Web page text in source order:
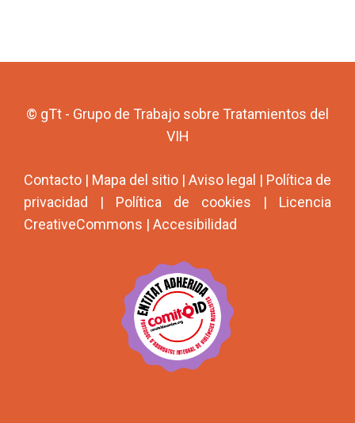
© gTt - Grupo de Trabajo sobre Tratamientos del
VIH
Contacto | Mapa del sitio | Aviso legal | Política de
privacidad | Política de cookies | Licencia
CreativeCommons | Accesibilidad